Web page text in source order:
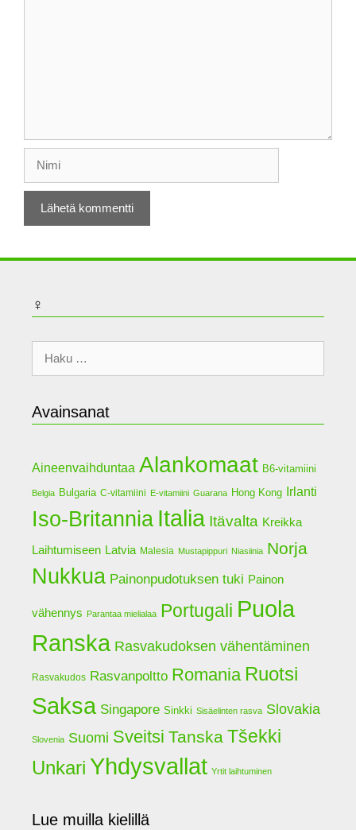
♀
Haku:
Avainsanat
Aineenvaihduntaa Alankomaat B6-vitamiini
Belgia Bulgaria C-vitamiini E-vitamiini Guarana Hong Kong Irlanti
Iso-Britannia Italia Itävalta Kreikka
Laihtumiseen Latvia Malesia Mustapippuri Niasiinia Norja
Nukkua Painonpudotuksen tuki Painon
vähennys Parantaa mielialaa Portugali Puola
Ranska Rasvakudoksen vähentäminen
Rasvakudos Rasvanpoltto Romania Ruotsi
Saksa Singapore Sinkki Sisäelinten rasva Slovakia
Slovenia Suomi Sveitsi Tanska Tšekki
Unkari Yhdysvallat Yrtit laihtuminen
Lue muilla kielillä